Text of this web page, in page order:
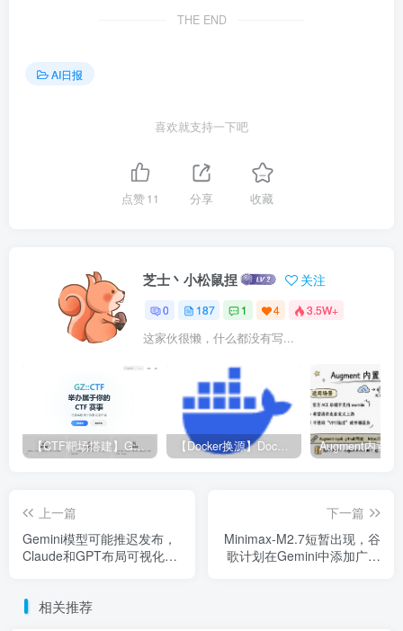
THE END
AI日报
喜欢就支持一下吧
点赞11 分享 收藏
芝士丶小松鼠捏 关注
0 187 1 4 3.5W+
这家伙很懒，什么都没有写...
【CTF靶场搭建】GZ-CTF平台 【Docker换源】Docker更换镜像源教程
上一篇
Gemini模型可能推迟发布，
Claude和GPT布局可视化回
下一篇
Minimax-M2.7短暂出现，谷
歌计划在Gemini中添加广告
相关推荐